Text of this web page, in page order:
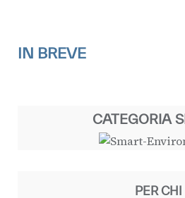
IN BREVE
CATEGORIA
PER CHI